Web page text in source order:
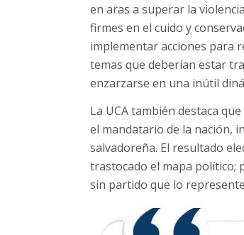
en aras a superar la
firmes en el cuido y
implementar acciones para
temas que deberían estar
enzarzarse en una inútil
La UCA también destaca
el mandatario de la nación,
salvadoreña. El resultado
trastocado el mapa político;
sin partido que lo